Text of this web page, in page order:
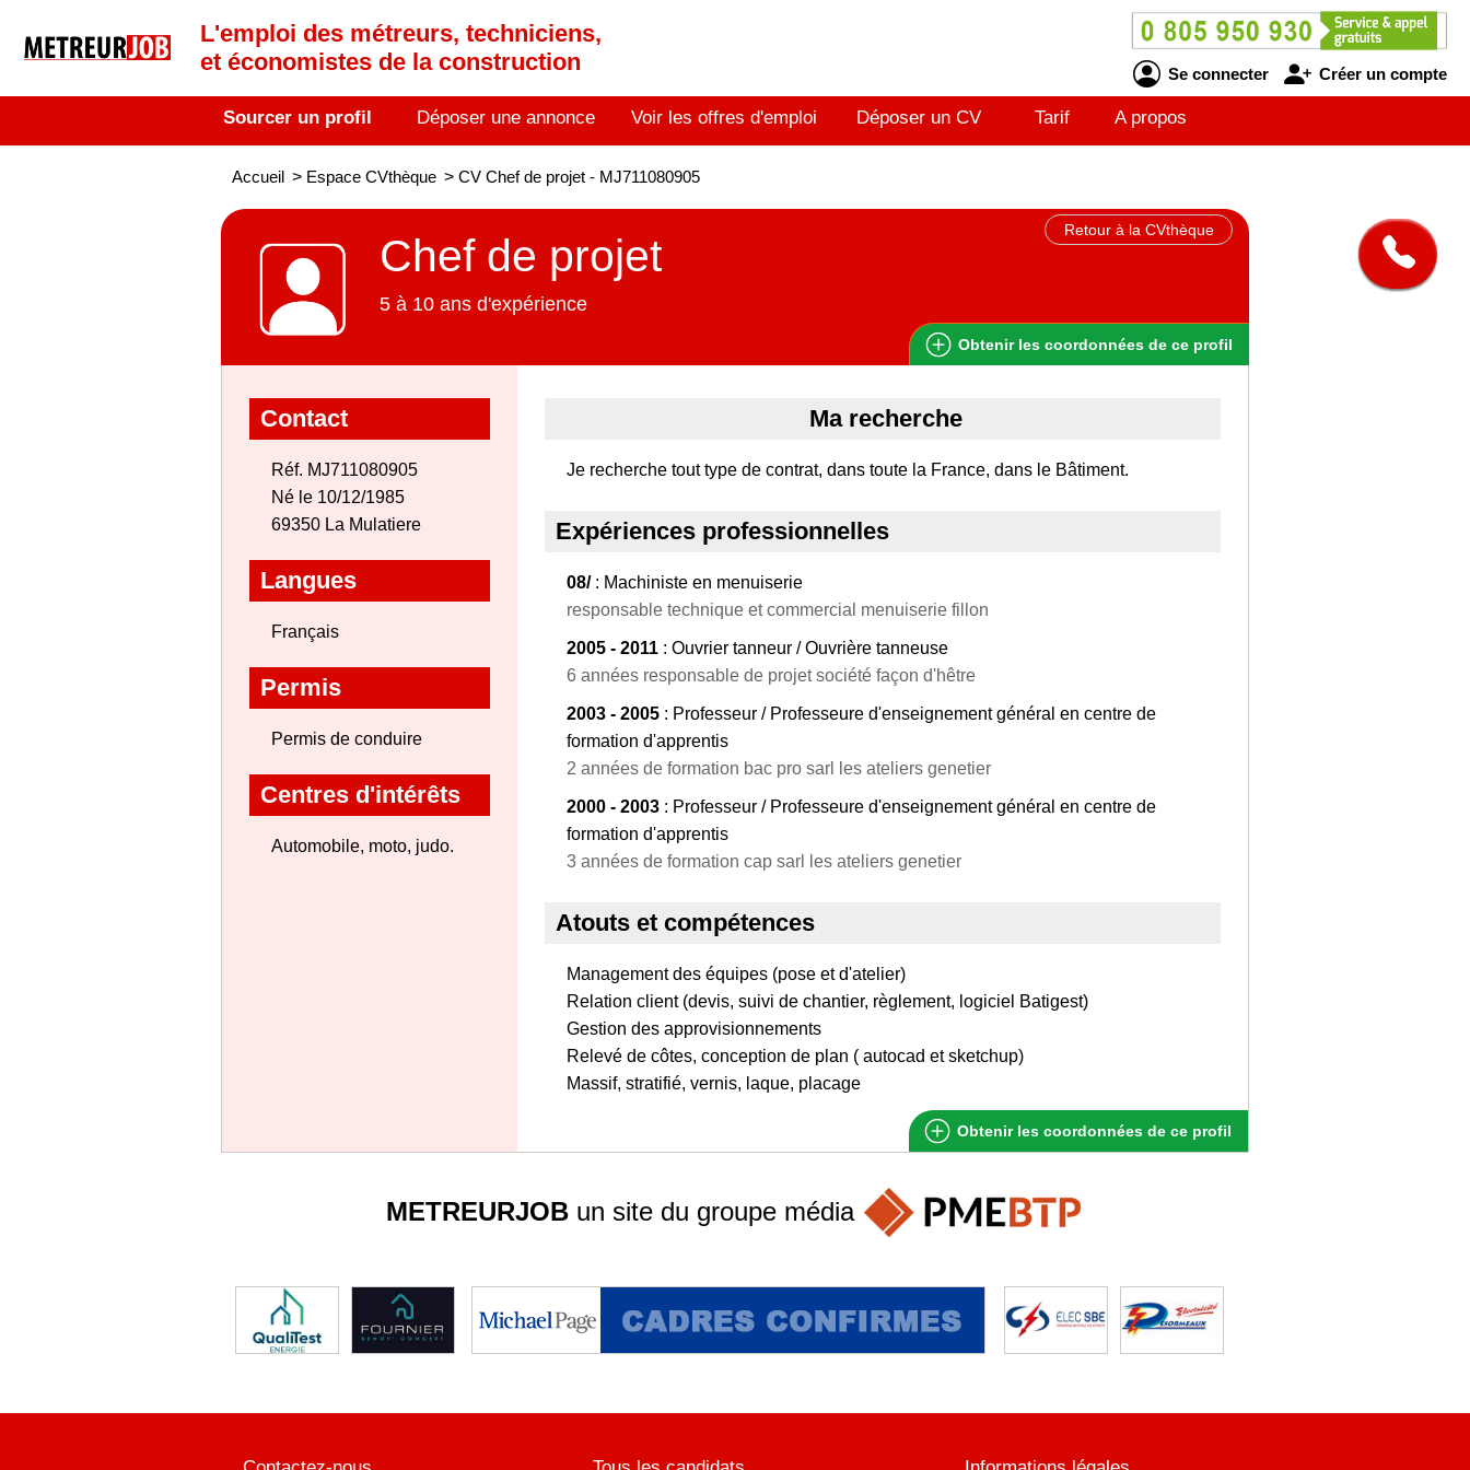
L'emploi des métreurs, techniciens,
et économistes de la construction
Se connecter Créer un compte
Sourcer un profil Déposer une annonce Voir les offres d'emploi Déposer un CV Tarif A propos
Accueil > Espace CVthèque > CV Chef de projet - MJ711080905
Retour à la CVthèque
Chef de projet
5 à 10 ans d'expérience
Obtenir les coordonnées de ce profil
Contact
Réf. MJ711080905
Né le 10/12/1985
69350 La Mulatiere
Langues
Français
Permis
Permis de conduire
Centres d'intérêts
Automobile, moto, judo.
Ma recherche
Je recherche tout type de contrat, dans toute la France, dans le Bâtiment.
Expériences professionnelles
08/: Machiniste en menuiserie
responsable technique et commercial menuiserie fillon
2005 - 2011 : Ouvrier tanneur / Ouvrière tanneuse
6 années responsable de projet société façon d'hêtre
2003 - 2005 : Professeur / Professeure d'enseignement général en centre de
formation d'apprentis
2 années de formation bac pro sarl les ateliers genetier
2000 - 2003 : Professeur / Professeure d'enseignement général en centre de
formation d'apprentis
3 années de formation cap sarl les ateliers genetier
Atouts et compétences
Management des équipes (pose et d'atelier)
Relation client (devis, suivi de chantier, règlement, logiciel Batigest)
Gestion des approvisionnements
Relevé de côtes, conception de plan ( autocad et sketchup)
Massif, stratifié, vernis, laque, placage
Obtenir les coordonnées de ce profil
METREURJOB un site du groupe média